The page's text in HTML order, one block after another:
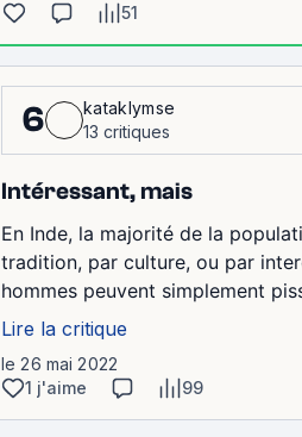
51
6
kataklymse
13 critiques
Intéressant, mais
En Inde, la majorité de la
tradition, par culture, ou par
hommes peuvent simplement
Lire la critique
le 26 mai 2022
1 j'aime
99